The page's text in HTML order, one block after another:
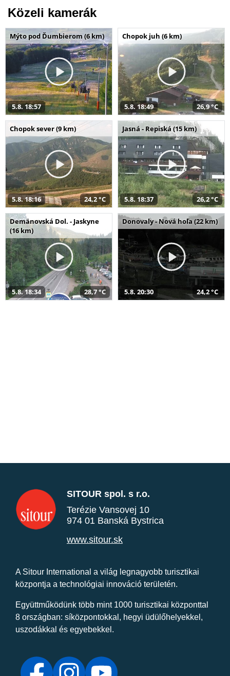
Közeli kamerák
Mýto pod Ďumbierom (6 km)
5.8. 18:57
Chopok juh (6 km)
5.8. 18:49 26,9 °C
Chopok sever (9 km)
5.8. 18:16 24,2 °C
Jasná - Repiská (15 km)
5.8. 18:37 26,2 °C
Demänovská Dol. - Jaskyne
(16 km)
5.8. 18:34 28,7 °C
Donovaly - Nová hoľa (22 km)
5.8. 20:30 24,2 °C
SITOUR spol. s r.o.
Terézie Vansovej 10
974 01 Banská Bystrica
www.sitour.sk
A Sitour International a világ legnagyobb turisztikai
központja a technológiai innováció területén.
Együttműködünk több mint 1000 turisztikai központtal
8 országban: síközpontokkal, hegyi üdülőhelyekkel,
uszodákkal és egyebekkel.